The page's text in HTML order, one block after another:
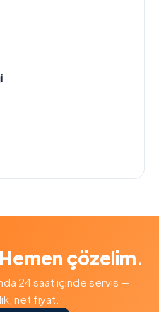
Hemen çözelim.
24 saat içinde servis —
net fiyat.